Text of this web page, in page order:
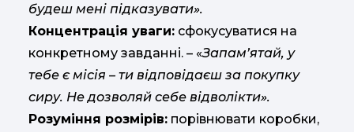
будеш мені підказувати».
Концентрація уваги: ​​сфокусуватися на
конкретному завданні. – «Запам’ятай, у
тебе є місія – ти відповідаєш за покупку
сиру. Не дозволяй себе відволікти».
Розуміння розмірів: порівнювати коробки,